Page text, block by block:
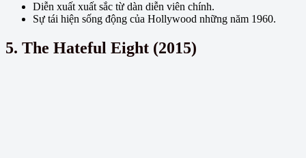
Diễn xuất xuất sắc từ dàn diễn viên chính.
Sự tái hiện sống động của Hollywood những năm 1960.
5. The Hateful Eight (2015)